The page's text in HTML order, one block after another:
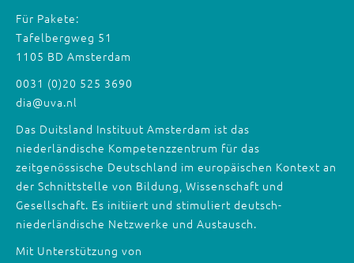
Für Pakete:
Tafelbergweg 51
1105 BD Amsterdam
0031 (0)20 525 3690
dia@uva.nl
Das Duitsland Instituut Amsterdam ist das
niederländische Kompetenzzentrum für das
zeitgenössische Deutschland im europäischen Kontext an
der Schnittstelle von Bildung, Wissenschaft und
Gesellschaft. Es initiiert und stimuliert deutsch-
niederländische Netzwerke und Austausch.
Mit Unterstützung von